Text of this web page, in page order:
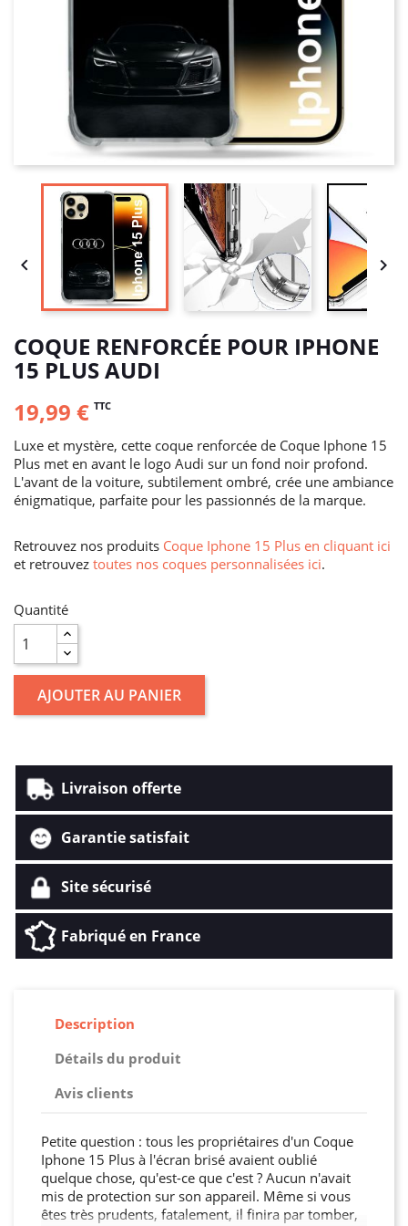
 
COQUE RENFORCÉE POUR IPHONE
15 PLUS AUDI
19,99 € TTC
Luxe et mystère, cette coque renforcée de Coque Iphone 15
Plus met en avant le logo Audi sur un fond noir profond.
L'avant de la voiture, subtilement ombré, crée une ambiance
énigmatique, parfaite pour les passionnés de la marque.
Retrouvez nos produits Coque Iphone 15 Plus en cliquant ici
et retrouvez toutes nos coques personnalisées ici.
Quantité
AJOUTER AU PANIER
Livraison offerte
Garantie satisfait
Site sécurisé
Fabriqué en France
Description
Détails du produit
Avis clients
Petite question : tous les propriétaires d'un Coque
Iphone 15 Plus à l'écran brisé avaient oublié
quelque chose, qu'est-ce que c'est ? Aucun n'avait
mis de protection sur son appareil. Même si vous
êtes très prudents, fatalement, il finira par tomber,